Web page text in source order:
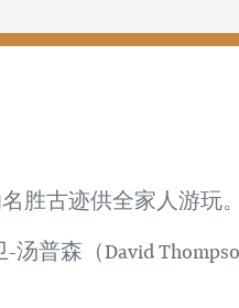
胜古迹供全家人游玩。
普森（David